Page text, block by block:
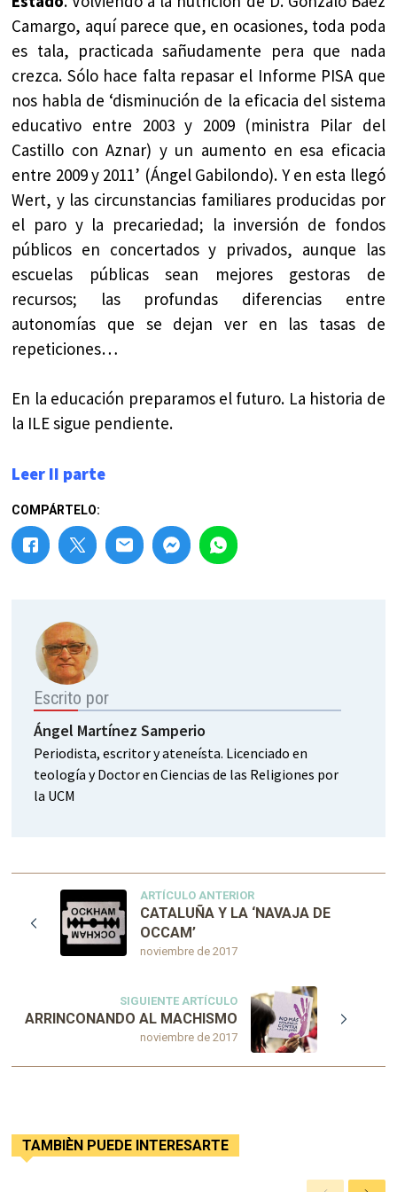
Camargo, aquí parece que, en ocasiones, toda poda
es tala, practicada sañudamente pera que nada
crezca. Sólo hace falta repasar el Informe PISA que
nos habla de ‘disminución de la eficacia del sistema
educativo entre 2003 y 2009 (ministra Pilar del
Castillo con Aznar) y un aumento en esa eficacia
entre 2009 y 2011’ (Ángel Gabilondo). Y en esta llegó
Wert, y las circunstancias familiares producidas por
el paro y la precariedad; la inversión de fondos
públicos en concertados y privados, aunque las
escuelas públicas sean mejores gestoras de
recursos; las profundas diferencias entre
autonomías que se dejan ver en las tasas de
repeticiones…
En la educación preparamos el futuro. La historia de
la ILE sigue pendiente.
Leer II parte
COMPÁRTELO:
Escrito por
Ángel Martínez Samperio
Periodista, escritor y ateneísta. Licenciado en
teología y Doctor en Ciencias de las Religiones por
la UCM
ARTÍCULO ANTERIOR
noviembre de 2017
CATALUÑA Y LA ‘NAVAJA DE
OCCAM’
SIGUIENTE ARTÍCULO
noviembre de 2017
ARRINCONANDO AL MACHISMO
TAMBIÈN PUEDE INTERESARTE